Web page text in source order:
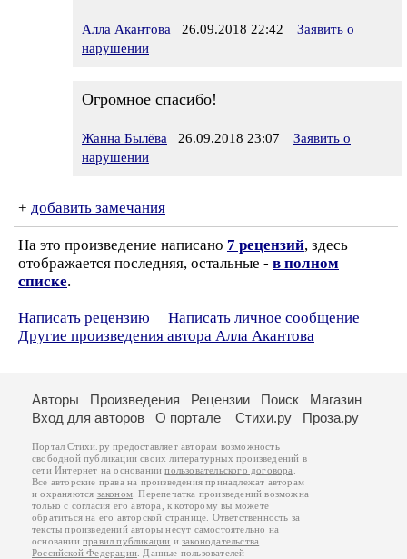
Алла Акантова 26.09.2018 22:42
Заявить о
нарушении
Огромное спасибо!
Жанна Былёва 26.09.2018 23:07
Заявить о
нарушении
+ добавить замечания
На это произведение написано 7 рецензий, здесь
отображается последняя, остальные - в полном
списке.
Написать рецензию
Написать личное сообщение
Другие произведения автора Алла Акантова
Авторы Произведения Рецензии Поиск
Магазин
Вход для авторов
О портале Стихи.ру Проза.ру
Портал Стихи.ру предоставляет авторам возможность
свободной публикации своих литературных произведений в
сети Интернет на основаниипользовательского договора
Все авторские права на произведения принадлежат авторам
и охраняются законом . Перепечатка произведений возможна
только с согласия его автора, к которому вы можете
обратиться на его авторской странице. Ответственность за
тексты произведений авторы несут самостоятельно на
основанииправил публикации изаконодательства
Российской Федерации . Данные пользователей